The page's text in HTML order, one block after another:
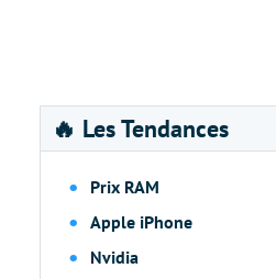
🔥 Les Tendances
Prix RAM
Apple iPhone
Nvidia